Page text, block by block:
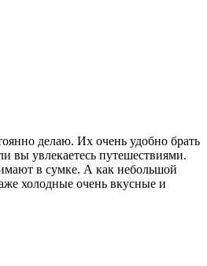
делаю. Их очень удобно брать
вы увлекаетесь путешествиями.
в сумке. А как небольшой
холодные очень вкусные и